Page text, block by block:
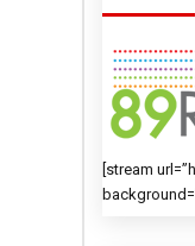
[stream